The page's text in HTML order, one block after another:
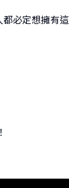
必定想擁有